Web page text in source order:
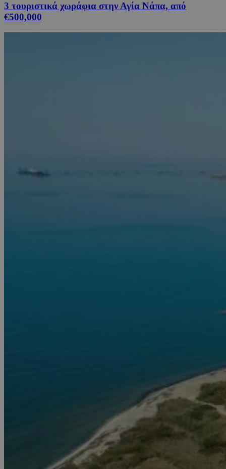
3 τουριστικά χωράφια στην Αγία Νάπα, από
€500,000